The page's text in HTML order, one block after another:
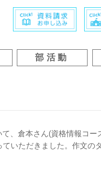
部活動
、倉本さん(資格情報コー
いただきました。作文の